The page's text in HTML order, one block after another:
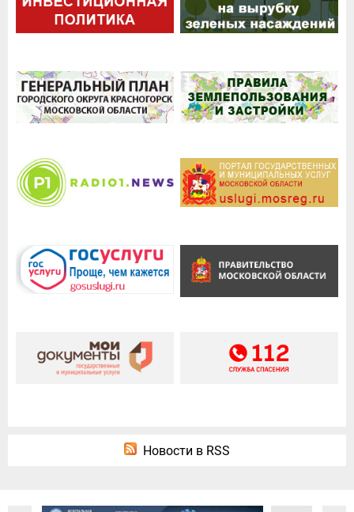
Новости в RSS